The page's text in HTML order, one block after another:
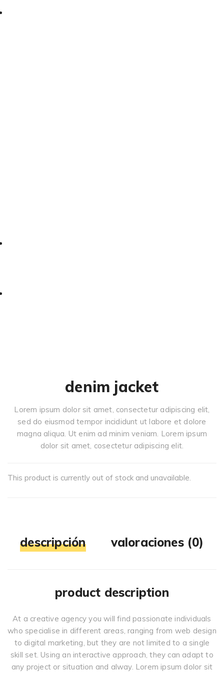
denim jacket
Lorem ipsum dolor sit amet, consectetur adipiscing elit,
sed do eiusmod tempor incididunt ut labore et dolore
magna aliqua. Ut enim ad minim veniam. Lorem ipsum
dolor sit amet, cosectetur adipiscing elit.
This product is currently out of stock and unavailable.
descripción valoraciones (0)
product description
At a creative agency you will find passionate individuals
who specialise in different areas, ranging from web design
to digital marketing, but they are not limited to a single
skill set. Using an interactive approach, they can adapt to
any project or situation and alway. Lorem ipsum dolor sit